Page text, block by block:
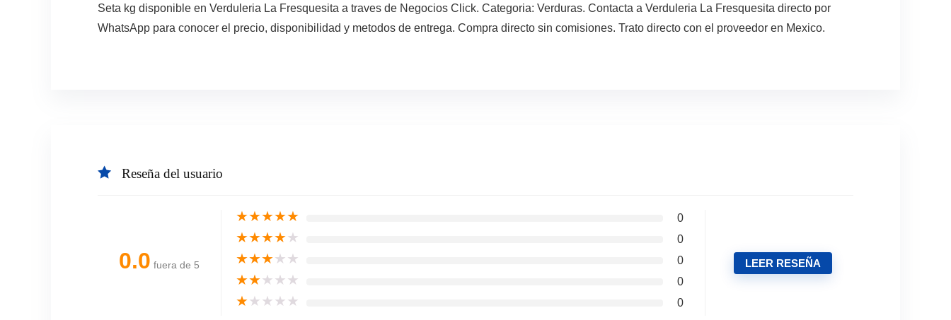
Seta kg disponible en Verduleria La Fresquesita a traves de Negocios Click. Categoria: Verduras. Contacta a Verduleria La Fresquesita directo por
WhatsApp para conocer el precio, disponibilidad y metodos de entrega. Compra directo sin comisiones. Trato directo con el proveedor en Mexico.
Reseña del usuario
0.0 fuera de 5
★★★★★ 0
★★★★★ 0
★★★★★ 0
★★★★★ 0
★★★★★ 0
LEER RESEÑA